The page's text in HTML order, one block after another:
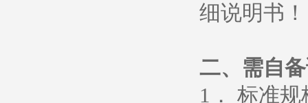
细说明书 ！
二、需自
1 ． 标准